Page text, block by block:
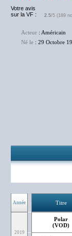
Votre avis
sur la VF :
2.5/5 (189
Acteur : Américain
Né le : 29 Octobre
Année Titre
2019
Polar
(VOD)